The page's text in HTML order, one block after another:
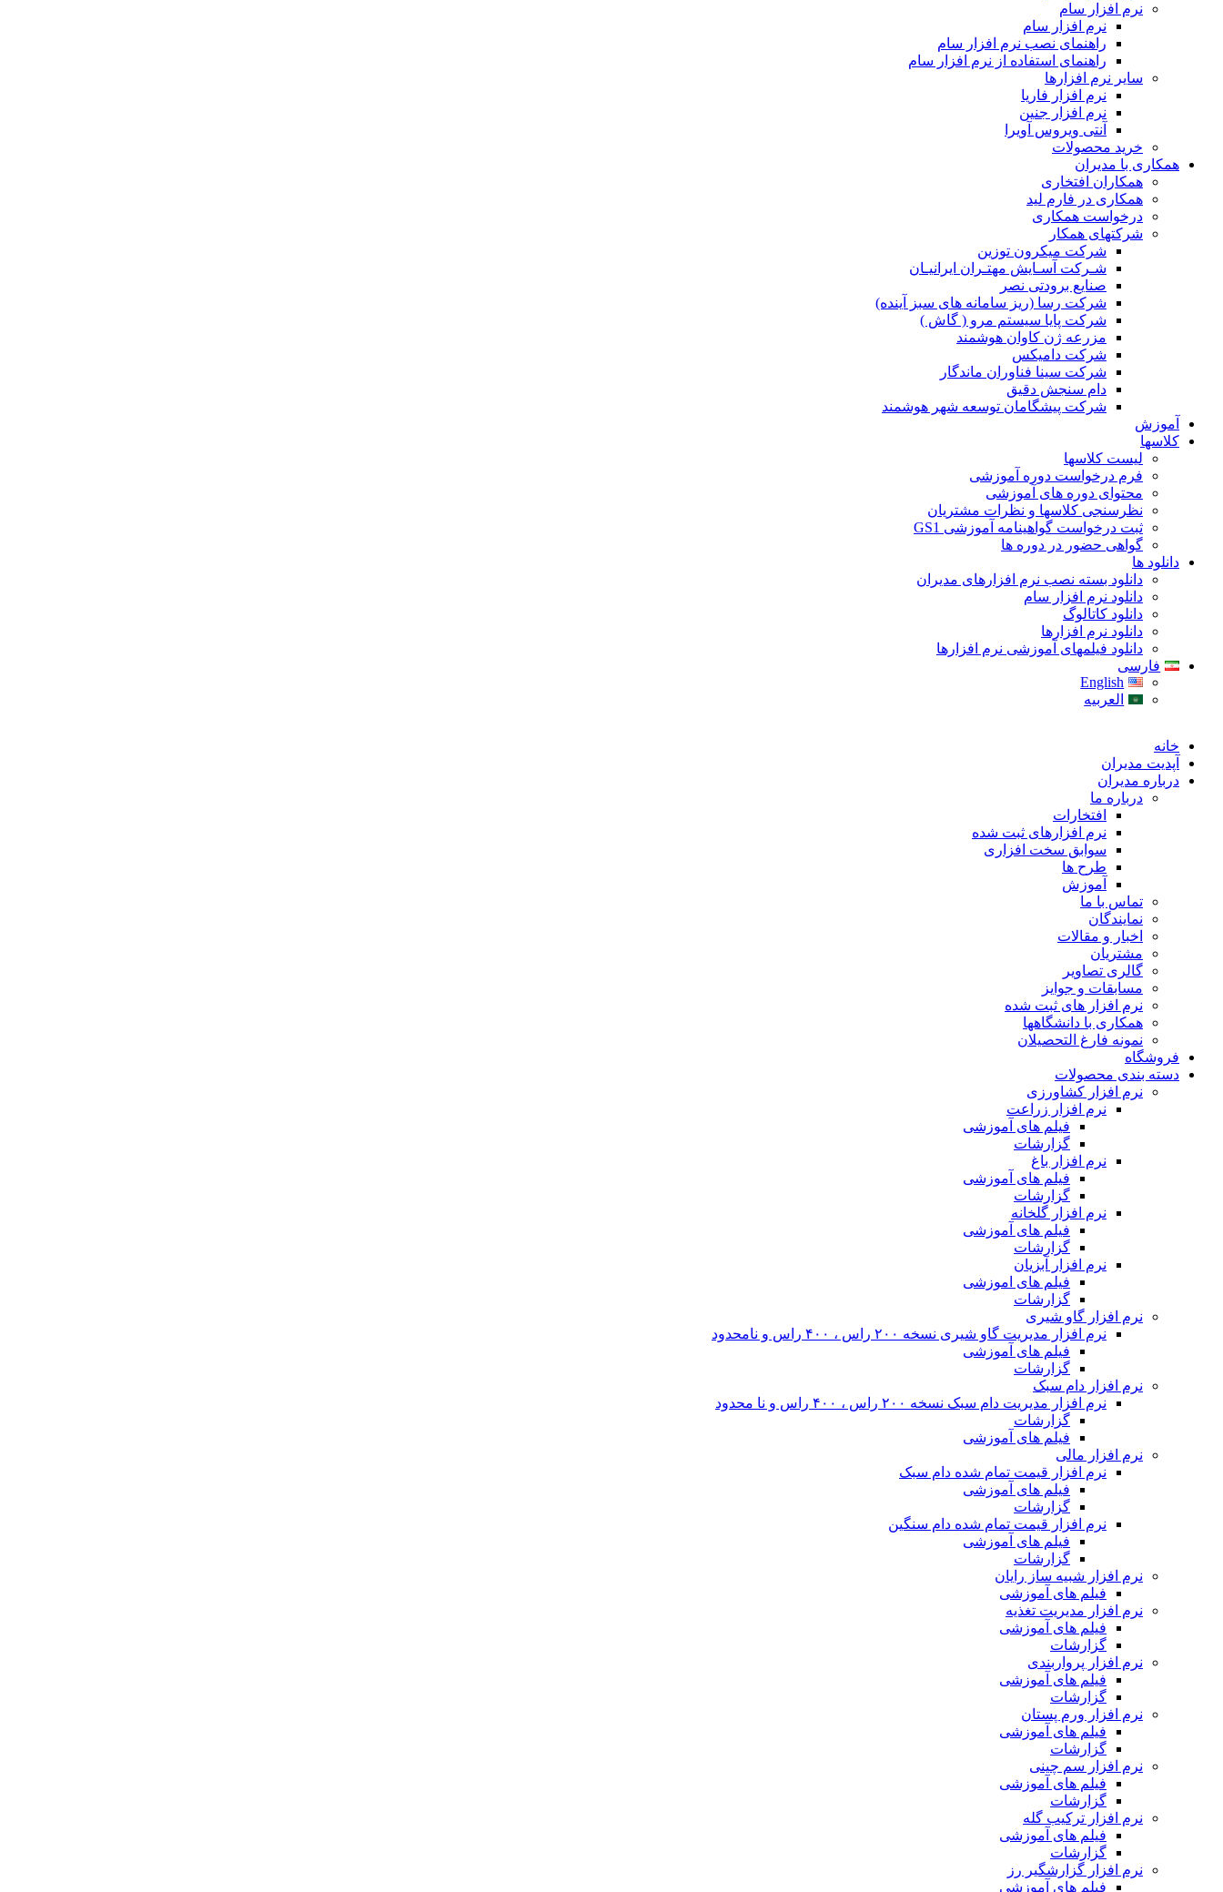
نرم افزار سام
نرم افزار سام
راهنمای نصب نرم افزار سام
راهنمای استفاده از نرم افزار سام
سایر نرم افزارها
نرم افزار فاریا
نرم افزار جنین
آنتی ویروس آویرا
خرید محصولات
همکاری با مدیران
همکاران افتخاری
همکاری در فارم لید
درخواست همکاری
شرکتهای همکار
شرکت میکرون توزین
شـرکت آسـایش مهتـران ایرانیـان
صنایع برودتی نصر
شرکت رسا (ریز سامانه های سبز آینده)
شرکت پایا سیستم مرو ( گاش )
مزرعه ژن کاوان هوشمند
شرکت دامیکس
شرکت سینا فناوران ماندگار
دام سنجش دقیق
شرکت پیشگامان توسعه شهر هوشمند
آموزش
کلاسها
لیست کلاسها
فرم درخواست دوره آموزشی
محتوای دوره های آموزشی
نظرسنجی کلاسها و نظرات مشتریان
ثبت درخواست گواهینامه آموزشی GS1
گواهی حضور در دوره ها
دانلود ها
دانلود بسته نصب نرم افزارهای مدیران
دانلود نرم افزار سام
دانلود کاتالوگ
دانلود نرم افزارها
دانلود فیلمهای آموزشی نرم افزارها
فارسی
English
العربیه
خانه
آپدیت مدیران
درباره مدیران
درباره ما
افتخارات
نرم افزارهای ثبت شده
سوابق سخت افزاری
طرح ها
آموزش
تماس با ما
نمایندگان
اخبار و مقالات
مشتریان
گالری تصاویر
مسابقات و جوایز
نرم افزار های ثبت شده
همکاری با دانشگاهها
نمونه فارغ التحصیلان
فروشگاه
دسته بندی محصولات
نرم افزار کشاورزی
نرم افزار زراعت
فیلم های آموزشی
گزارشات
نرم افزار باغ
فیلم های آموزشی
گزارشات
نرم افزار گلخانه
فیلم های آموزشی
گزارشات
نرم افزار آبزیان
فیلم های اموزشی
گزارشات
نرم افزار گاو شیری
نرم افزار مدیریت گاو شیری نسخه ۲۰۰ راس ، ۴۰۰ راس و نامحدود
فیلم های آموزشی
گزارشات
نرم افزار دام سبک
نرم افزار مدیریت دام سبک نسخه ۲۰۰ راس ، ۴۰۰ راس و نا محدود
گزارشات
فیلم های آموزشی
نرم افزار مالی
نرم افزار قیمت تمام شده دام سبک
فیلم های آموزشی
گزارشات
نرم افزار قیمت تمام شده دام سنگین
فیلم های آموزشی
گزارشات
نرم افزار شبیه ساز رایان
فیلم های آموزشی
نرم افزار مدیریت تغذیه
فیلم های آموزشی
گزارشات
نرم افزار پرواربندی
فیلم های آموزشی
گزارشات
نرم افزار ورم پستان
فیلم های آموزشی
گزارشات
نرم افزار سم چینی
فیلم های آموزشی
گزارشات
نرم افزار ترکیب گله
فیلم های آموزشی
گزارشات
نرم افزار گزارشگیر رز
فیلم های آموزشی